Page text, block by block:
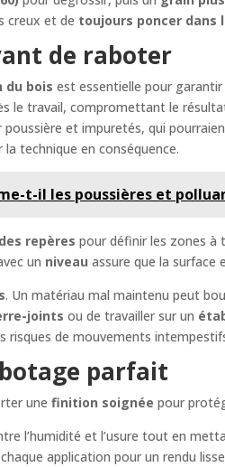
creux et de toujours poncer dans
de raboter
du bois est essentielle pour
le travail, compromettant le
et impuretés, qui
la technique en conséquence.
t-il les poussières et
repères pour définir les zones à
un niveau assure que la surface
. Un matériau mal maintenu peut
joints ou de travailler sur un
risques de mouvements
parfait
unefinition soignée pour
l’humidité et l’usure tout en
application pour un rendu